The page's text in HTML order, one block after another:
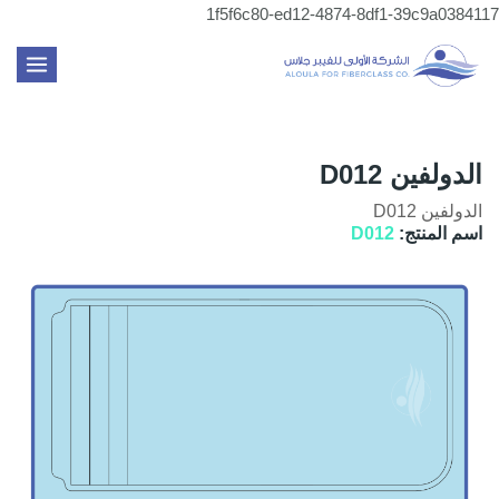
1f5f6c80-ed12-4874-8df1-39c9a0384117
الدولفين D012
الدولفين D012
اسم المنتج: D012